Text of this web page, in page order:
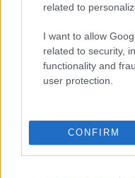
related to
I want to allow
related to security,
functionality and
user protection.
CONFIRM
Condividi l'articolo
F
ce
b
o
T
it
te
r
Pi
te
re
st